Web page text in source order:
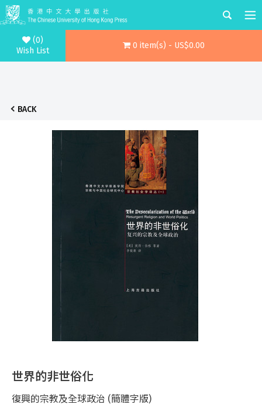
(0)
Wish List
0 item(s) - US$0.00
BACK
世界的非世俗化
復興的宗教及全球政治 (簡體字版)